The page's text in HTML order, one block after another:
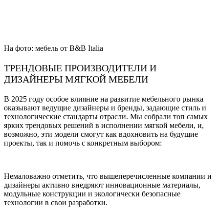
На фото: мебель от B&B Italia
ТРЕНДОВЫЕ ПРОИЗВОДИТЕЛИ И
ДИЗАЙНЕРЫ МЯГКОЙ МЕБЕЛИ
В 2025 году особое влияние на развитие мебельного рынка
оказывают ведущие дизайнеры и бренды, задающие стиль и
технологические стандарты отрасли. Мы собрали топ самых
ярких трендовых решений в исполнении мягкой мебели, и,
возможно, эти модели смогут как вдохновить на будущие
проекты, так и помочь с конкретным выбором:
Немаловажно отметить, что вышеперечисленные компании и
дизайнеры активно внедряют инновационные материалы,
модульные конструкции и экологически безопасные
технологии в свои разработки.